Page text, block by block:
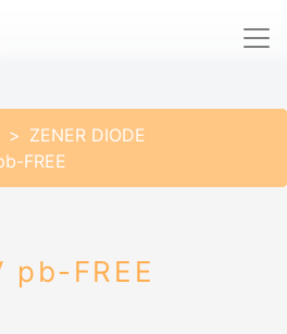
ZENER DIODE
FREE
pb-FREE